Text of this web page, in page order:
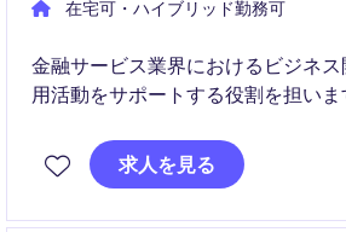
在宅可・ハイブリッド勤務可
金融サービス業界におけるビジネ
用活動をサポートする役割を担いま
の成長を支援します。
求人を見る